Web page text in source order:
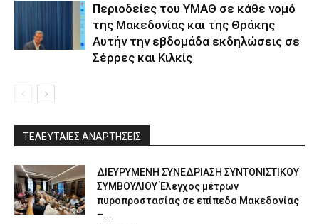
Περιοδείες του ΥΜΑΘ σε κάθε νομό
της Μακεδονίας και της Θράκης
Αυτήν την εβδομάδα εκδηλώσεις σε
Σέρρες και Κιλκίς
ΤΕΛΕΥΤΑΙΕΣ ΑΝΑΡΤΗΣΕΙΣ
ΔΙΕΥΡΥΜΕΝΗ ΣΥΝΕΔΡΙΑΣΗ ΣΥΝΤΟΝΙΣΤΙΚΟΥ
ΣΥΜΒΟΥΛΙΟΥ Έλεγχος μέτρων
πυροπροστασίας σε επίπεδο Μακεδονίας
–...